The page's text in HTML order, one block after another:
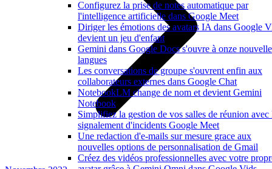
Configurez la prise de notes automatique par
l'intelligence artificielle dans Google Meet
Diriger les émotions des avatars IA dans Google
devient un jeu d'enfant
Gemini dans Google Docs s'ouvre à onze
langues
Les conversations de groupe s'ouvrent enfin aux
collaborateurs externes dans Google Chat
NotebookLM change de nom et devient Gemini
Notebook
Simplifiez la gestion de vos salles de réunion avec
signalement d'incidents Google Meet
Une redaction d'e-mails sur mesure grace aux
nouvelles options de personnalisation de Gmail
Créez des vidéos professionnelles avec votre